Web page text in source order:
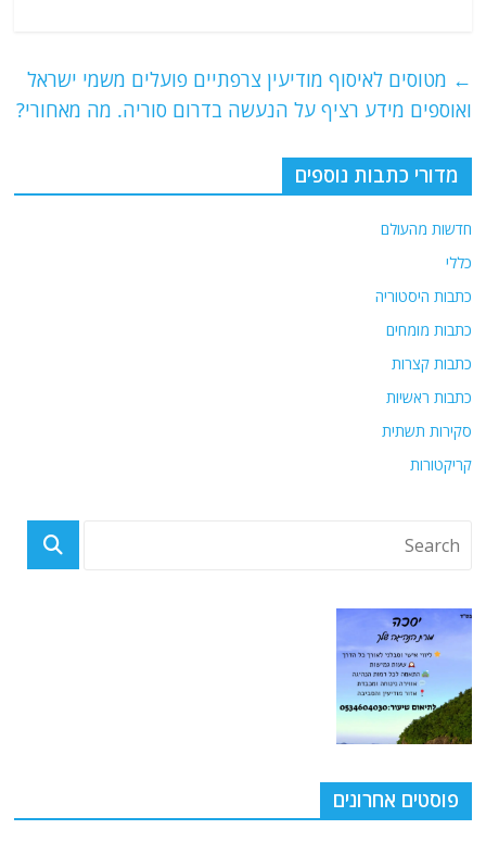
s
A
p
p
g
ra
m
l
er
e
b
o
← מטוסים לאיסוף מודיעין צרפתיים פועלים משמי ישראל
ואוספים מידע רציף על הנעשה בדרום סוריה. מה מאחורי?
מדורי כתבות נוספים
חדשות מהעולם
כללי
כתבות היסטוריה
כתבות מומחים
כתבות קצרות
כתבות ראשיות
סקירות תשתית
קריקטורות
פוסטים אחרונים